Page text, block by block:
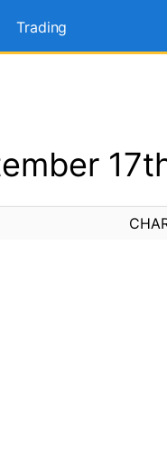
Trading